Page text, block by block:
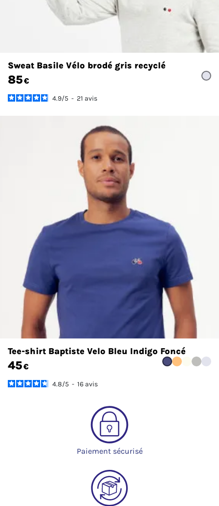
Sweat Basile Vélo brodé gris recyclé
85€
4.9/5 - 21 avis
Tee-shirt Baptiste Velo Bleu Indigo Foncé
45€
4.8/5 - 16 avis
Paiement sécurisé